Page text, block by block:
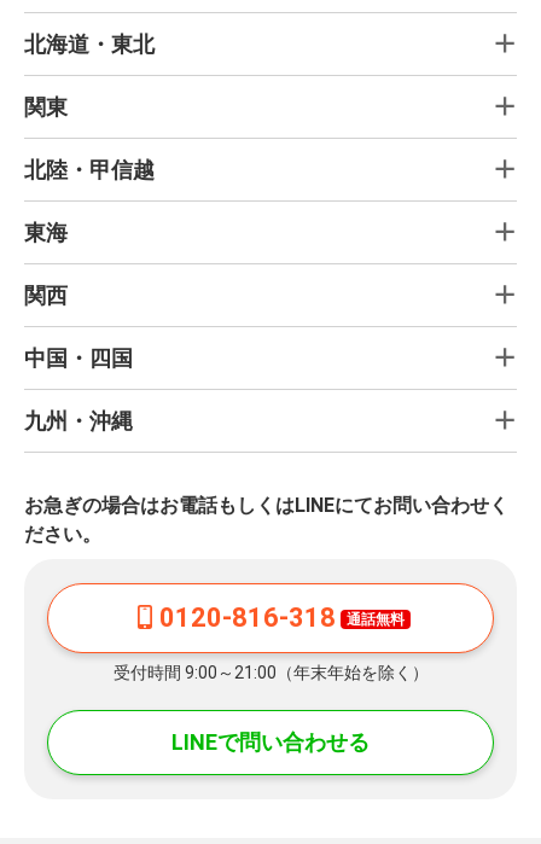
北海道・東北
関東
北陸・甲信越
東海
関西
中国・四国
九州・沖縄
お急ぎの場合はお電話もしくはLINEにてお問い合わせく
ださい。
0120-816-318 通話無料
受付時間 9:00～21:00（年末年始を除く）
LINEで問い合わせる